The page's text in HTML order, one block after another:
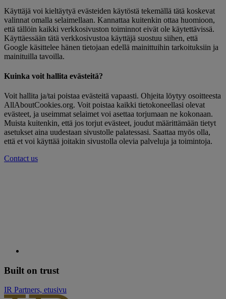
Käyttäjä voi kieltäytyä evästeiden käytöstä tekemällä tätä koskevat
valinnat omalla selaimellaan. Kannattaa kuitenkin ottaa huomioon,
että tällöin kaikki verkkosivuston toiminnot eivät ole käytettävissä.
Käyttäessään tätä verkkosivustoa käyttäjä suostuu siihen, että
Google käsittelee hänen tietojaan edellä mainittuihin tarkoituksiin ja
mainituilla tavoilla.
Kuinka voit hallita evästeitä?
Voit hallita ja/tai poistaa evästeitä vapaasti. Ohjeita löytyy osoitteesta
AllAboutCookies.org. Voit poistaa kaikki tietokoneellasi olevat
evästeet, ja useimmat selaimet voi asettaa torjumaan ne kokonaan.
Muista kuitenkin, että jos torjut evästeet, joudut määrittämään tietyt
asetukset aina uudestaan sivustolle palatessasi. Saattaa myös olla,
että et voi käyttää joitakin sivustolla olevia palveluja ja toimintoja.
Contact us
Built on trust
IR Partners, etusivu